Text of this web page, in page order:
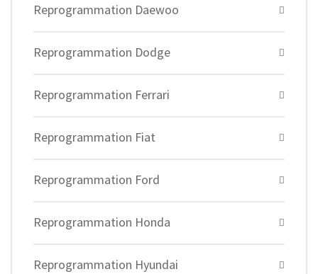
Reprogrammation Daewoo
Reprogrammation Dodge
Reprogrammation Ferrari
Reprogrammation Fiat
Reprogrammation Ford
Reprogrammation Honda
Reprogrammation Hyundai